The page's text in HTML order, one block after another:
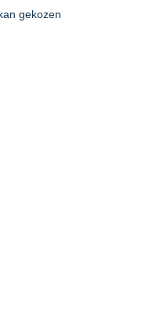
gekozen